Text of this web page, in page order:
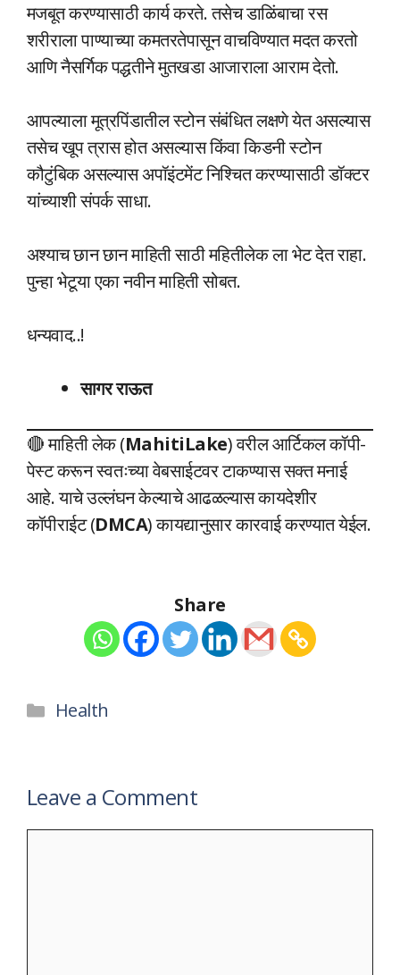
मजबूत करण्यासाठी कार्य करते. तसेच डाळिंबाचा रस
शरीराला पाण्याच्या कमतरतेपासून वाचविण्यात मदत करतो
आणि नैसर्गिक पद्धतीने मुतखडा आजाराला आराम देतो.
आपल्याला मूत्रपिंडातील स्टोन संबंधित लक्षणे येत असल्यास
तसेच खूप त्रास होत असल्यास किंवा किडनी स्टोन
कौटुंबिक असल्यास अपॉइंटमेंट निश्चित करण्यासाठी डॉक्टर
यांच्याशी संपर्क साधा.
अश्याच छान छान माहिती साठी महितीलेक ला भेट देत राहा.
पुन्हा भेटूया एका नवीन माहिती सोबत.
धन्यवाद..!
सागर राऊत
🔴 माहिती लेक (MahitiLake) वरील आर्टिकल कॉपी-
पेस्ट करून स्वतःच्या वेबसाईटवर टाकण्यास सक्त मनाई
आहे. याचे उल्लंघन केल्याचे आढळल्यास कायदेशीर
कॉपीराईट (DMCA) कायद्यानुसार कारवाई करण्यात येईल.
Share
Categories
Health
Leave a Comment